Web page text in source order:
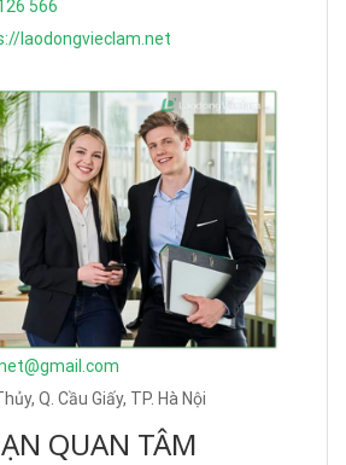
566
laodongvieclam.net
Q. Cầu Giấy, TP. Hà Nội
QUAN TÂM